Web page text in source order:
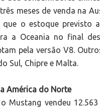
meses de venda na
que o estoque previsto
a Oceania no final
pela versão V8.
Sul, Chipre e Malta.
América do Norte
Mustang vendeu